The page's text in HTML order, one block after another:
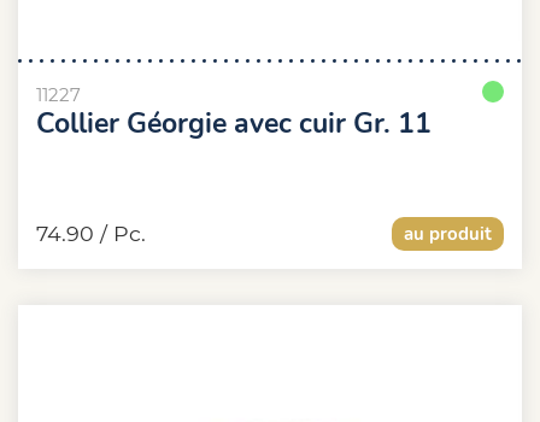
11227
Collier Géorgie avec cuir Gr. 11
au produit
74.90 / Pc.